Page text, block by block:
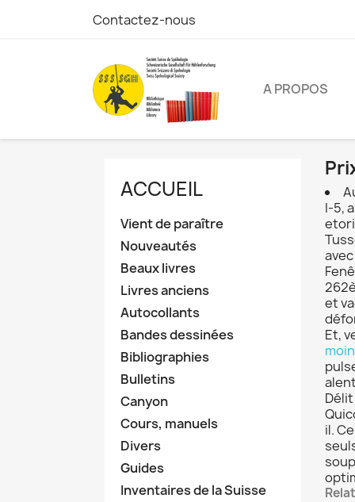
Contactez-nous
A PROPOS
ACCUEIL
Vient de paraître
Nouveautés
Beaux livres
Livres anciens
Autocollants
Bandes dessinées
Bibliographies
Bulletins
Canyon
Cours, manuels
Divers
Guides
Inventaires de la Suisse
I-5,
et
Et,
il.